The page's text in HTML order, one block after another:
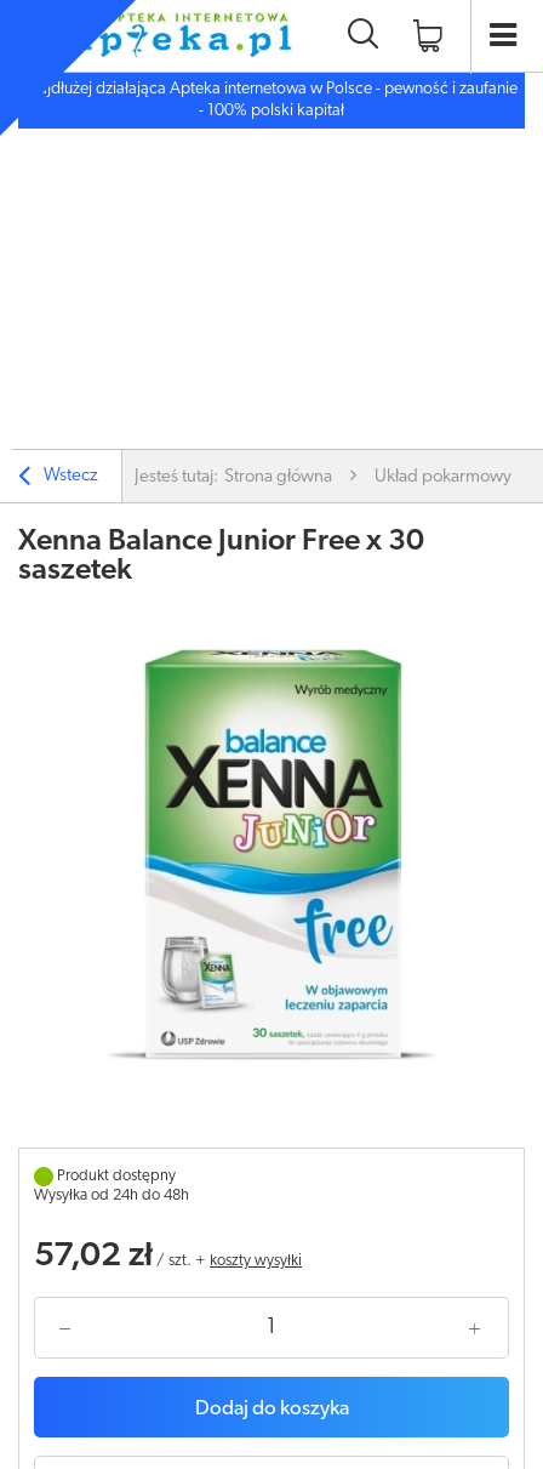
Najdłużej działająca Apteka internetowa w Polsce - pewność i zaufanie
- 100% polski kapitał
Wstecz Jesteś tutaj: Strona główna Układ pokarmowy
Xenna Balance Junior Free x 30
saszetek
Produkt dostępny
Wysyłka od 24h do 48h
57,02 zł / szt. + koszty wysyłki
Dodaj do koszyka